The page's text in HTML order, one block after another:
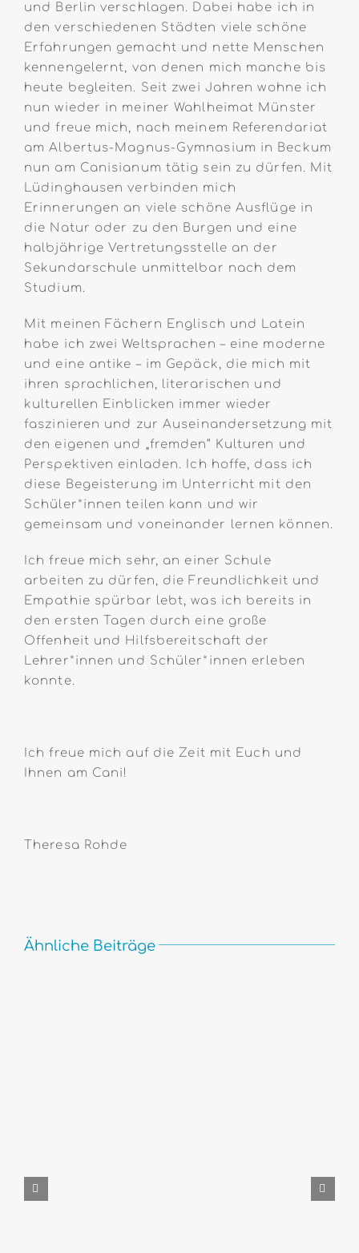
und Berlin verschlagen. Dabei habe ich in
den verschiedenen Städten viele schöne
Erfahrungen gemacht und nette Menschen
kennengelernt, von denen mich manche bis
heute begleiten. Seit zwei Jahren wohne ich
nun wieder in meiner Wahlheimat Münster
und freue mich, nach meinem Referendariat
am Albertus-Magnus-Gymnasium in Beckum
nun am Canisianum tätig sein zu dürfen. Mit
Lüdinghausen verbinden mich
Erinnerungen an viele schöne Ausflüge in
die Natur oder zu den Burgen und eine
halbjährige Vertretungsstelle an der
Sekundarschule unmittelbar nach dem
Studium.
Mit meinen Fächern Englisch und Latein
habe ich zwei Weltsprachen – eine moderne
und eine antike – im Gepäck, die mich mit
ihren sprachlichen, literarischen und
kulturellen Einblicken immer wieder
faszinieren und zur Auseinandersetzung mit
den eigenen und „fremden“ Kulturen und
Perspektiven einladen. Ich hoffe, dass ich
diese Begeisterung im Unterricht mit den
Schüler*innen teilen kann und wir
gemeinsam und voneinander lernen können.
Ich freue mich sehr, an einer Schule
arbeiten zu dürfen, die Freundlichkeit und
Empathie spürbar lebt, was ich bereits in
den ersten Tagen durch eine große
Offenheit und Hilfsbereitschaft der
Lehrer*innen und Schüler*innen erleben
konnte.
Ich freue mich auf die Zeit mit Euch und
Ihnen am Cani!
Theresa Rohde
Ähnliche Beiträge